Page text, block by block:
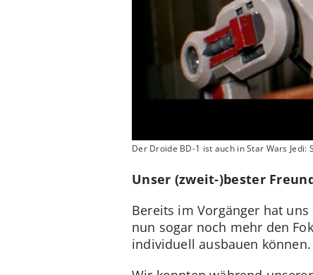
Der Droide BD-1 ist auch in Star Wars Jedi:
Unser (zweit-)bester
Bereits im Vorgänger hat
nun sogar noch mehr den
individuell ausbauen können.